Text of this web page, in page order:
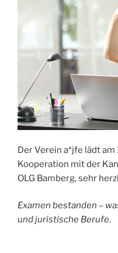
Der Verein a*jfe lädt am
Kooperation mit der
OLG Bamberg, sehr
Examen bestanden –
und juristische Berufe.